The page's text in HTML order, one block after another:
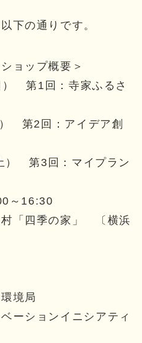
下の通りです。
ョップ概要＞
） 第1回：寺家ふるさ
2回：アイデア創
3回：マイプラン
16:30
村「四季の家」 〔横浜
境局
ーションイニシアティ